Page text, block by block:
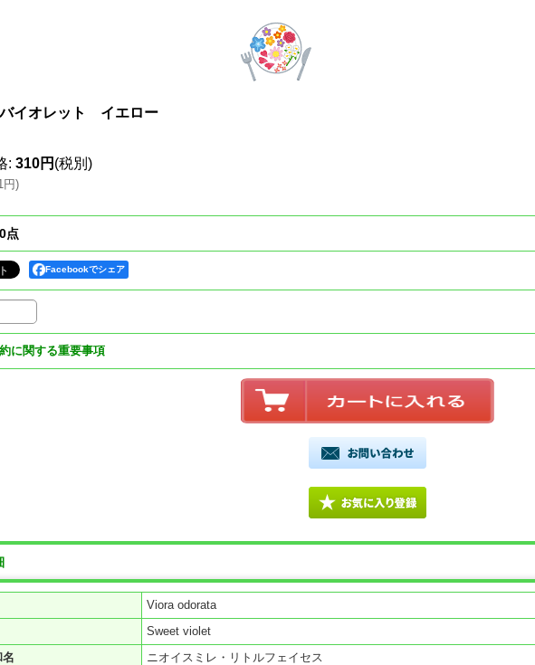
イオレット イエロー
: 310円 (税別)
円)
点
Facebookでシェア
に関する重要事項
Viora odorata
Sweet violet
名
ニオイスミレ・リトルフェイセス